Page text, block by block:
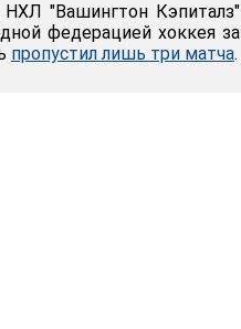
"Вашингтон Кэпиталз"
федерацией хоккея за
пропустил лишь три матча.